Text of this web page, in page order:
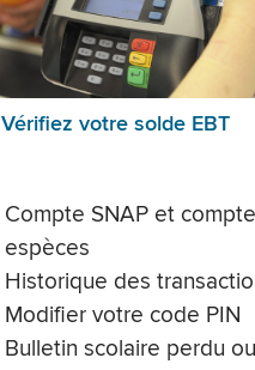
Vérifiez votre solde EBT
Compte SNAP et
espèces
Historique des
Modifier votre code PIN
Bulletin scolaire perdu ou